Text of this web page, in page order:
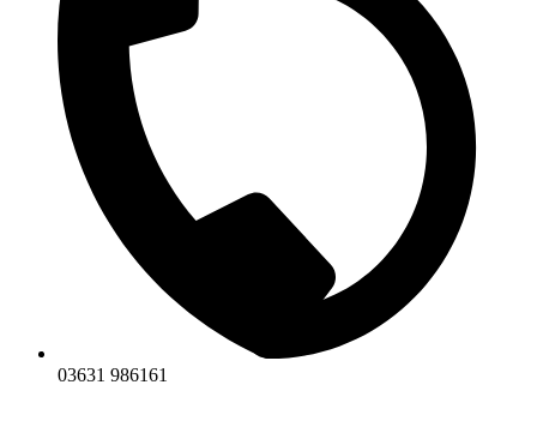
03631 986161